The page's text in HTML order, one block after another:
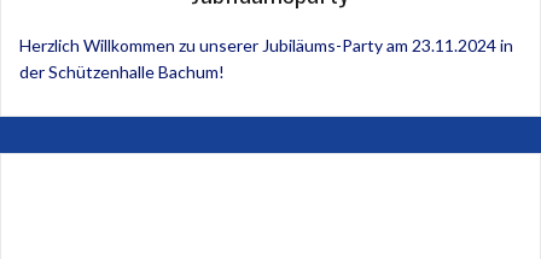
Herzlich Willkommen zu unserer Jubiläums-Party am 23.11.2024 in
der Schützenhalle Bachum!